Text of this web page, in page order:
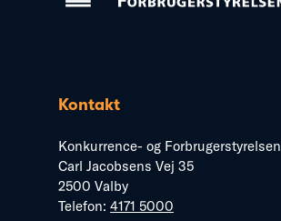
Kontakt
Konkurrence- og Forbrugerstyrelsen
Carl Jacobsens Vej 35
2500 Valby
Telefon: 4171 5000